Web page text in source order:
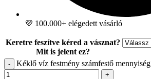
💜 100.000+ elégedett vásárló
Keretre feszítve kéred a vásznat?
Mit is jelent ez?
- Kéklő víz festmény számfestő mennyiség
+